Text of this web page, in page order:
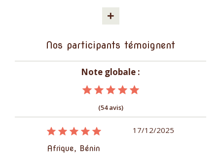
+
Nos participants témoignent
Note globale :
(54 avis)
17/12/2025
Afrique, Bénin